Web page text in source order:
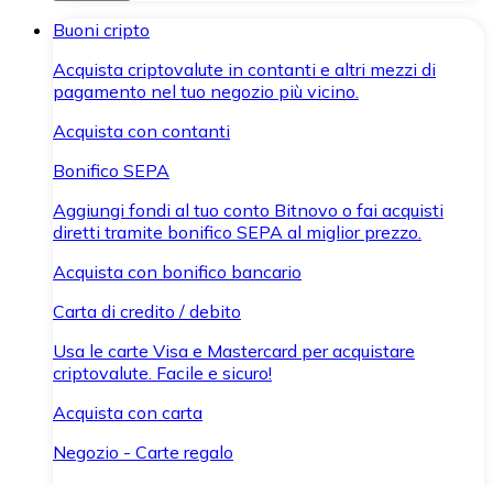
Buoni cripto
Acquista criptovalute in contanti e altri mezzi di
pagamento nel tuo negozio più vicino.
Acquista con contanti
Bonifico SEPA
Aggiungi fondi al tuo conto Bitnovo o fai acquisti
diretti tramite bonifico SEPA al miglior prezzo.
Acquista con bonifico bancario
Carta di credito / debito
Usa le carte Visa e Mastercard per acquistare
criptovalute. Facile e sicuro!
Acquista con carta
Negozio - Carte regalo